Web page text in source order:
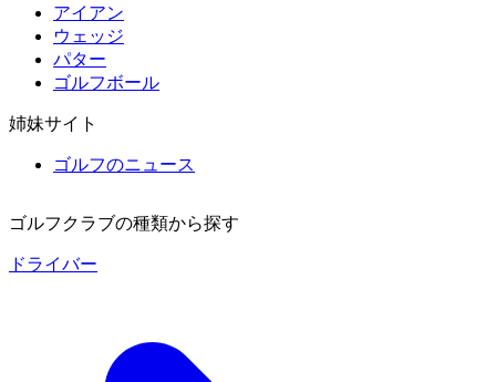
アイアン
ウェッジ
パター
ゴルフボール
姉妹サイト
ゴルフのニュース
ゴルフクラブの種類から探す
ドライバー